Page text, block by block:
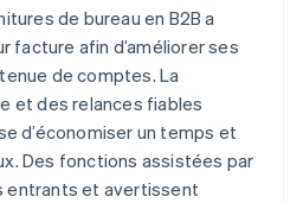
de bureau en B2B a
facture afin d’améliorer ses
de comptes. La
et des relances fiables
d’économiser un temps et
Des fonctions assistées par
entrants et avertissent